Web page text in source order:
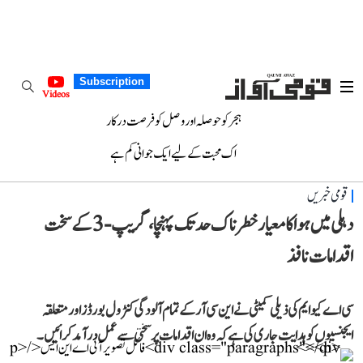
Subscription
Videos
ہجر کو حوصلہ اور وصل کو فرصت درکار
اک محبت کے لیے ایک جوانی کم ہے
قومی خبریں
دہلی میں ہوا کا معیار خطرناک حد تک پہنچا، گریپ-3 کے سخت
اقدامات نافذ
سی اے کیو ایم کی ذیلی کمیٹی نے این سی آر کے تمام آلودگی کنٹرول بورڈز اور متعلقہ
ایجنسیوں کو ہدایت جاری کی ہے کہ وہ ان اقدامات پر سختی سے عمل درآمد کرائیں۔